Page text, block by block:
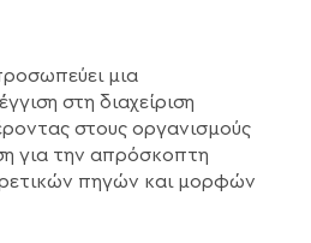
μια
στη διαχείριση
στους οργανισμούς
για την απρόσκοπτη
πηγών και μορφών